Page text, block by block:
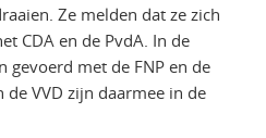
Ze melden dat ze zich
CDA en de PvdA. In de
gevoerd met de FNP en de
de VVD zijn daarmee in de